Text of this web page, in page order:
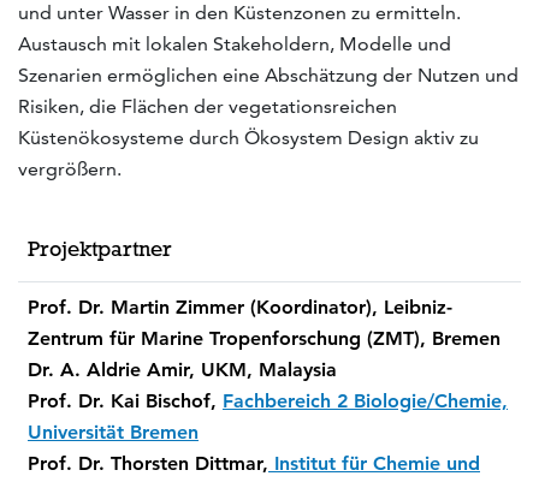
und unter Wasser in den Küstenzonen zu ermitteln.
Austausch mit lokalen Stakeholdern, Modelle und
Szenarien ermöglichen eine Abschätzung der Nutzen und
Risiken, die Flächen der vegetationsreichen
Küstenökosysteme durch Ökosystem Design aktiv zu
vergrößern.
Projektpartner
Prof. Dr. Martin Zimmer (Koordinator), Leibniz-
Zentrum für Marine Tropenforschung (ZMT), Bremen
Dr. A. Aldrie Amir, UKM, Malaysia
Prof. Dr. Kai Bischof, Fachbereich 2 Biologie/Chemie,
Universität Bremen
Prof. Dr. Thorsten Dittmar, Institut für Chemie und